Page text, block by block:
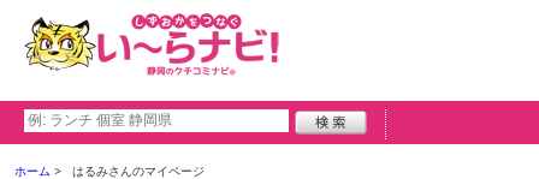
ホーム はるみさんのマイページ